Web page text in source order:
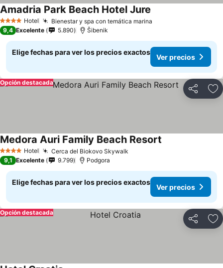
4 EstrellasHotel Bienestar y spa con temática marina
Amadria Park Beach Hotel Jure
9,4 Excelente 5.890 Šibenik
Elige fechas para ver los precios exactos
Ver precios
Compartir
Opción destacada
4 EstrellasHotel Cerca del Biokovo Skywalk
Medora Auri Family Beach Resort
9,1 Excelente 9.799 Podgora
Elige fechas para ver los precios exactos
Ver precios
Compartir
Opción destacada